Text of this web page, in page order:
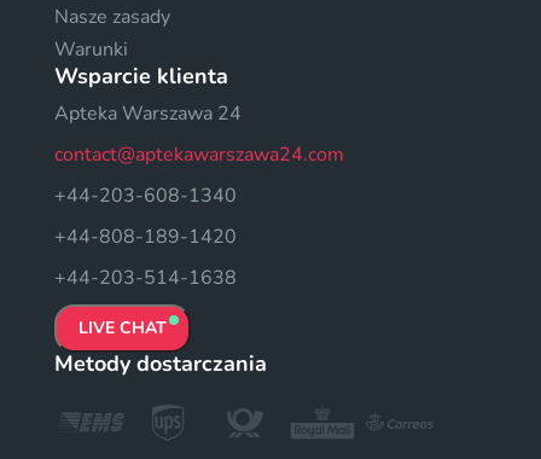
Nasze zasady
Warunki
Wsparcie klienta
Apteka Warszawa 24
contact@aptekawarszawa24.com
+44-203-608-1340
+44-808-189-1420
+44-203-514-1638
LIVE CHAT
Metody dostarczania